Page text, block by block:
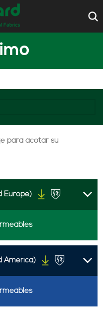
para acotar su
Europe)
America)